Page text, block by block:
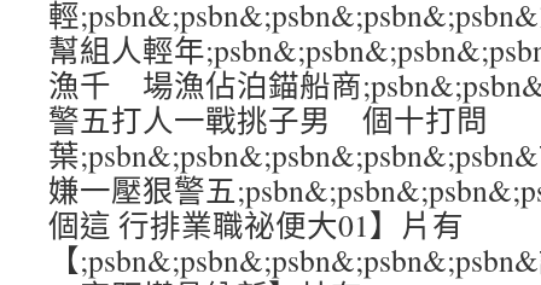
輕
幫組人輕年
漁千 場漁佔泊錨船商
警五打人一戰挑子男 個十打問
葉
嫌一壓狠警五
個這 行排業職祕便大01】片有
【